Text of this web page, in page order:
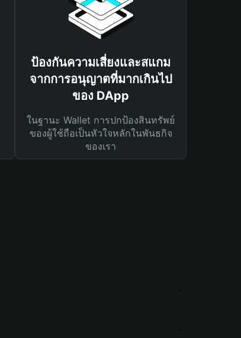
ป้องกันความเสี่ยงและสแกม
จากการอนุญาตที่มากเกินไป
ของ DApp
ในฐานะ Wallet การปกป้องสินทรัพย์
ของผู้ใช้ถือเป็นหัวใจหลักในพันธกิจ
ของเรา